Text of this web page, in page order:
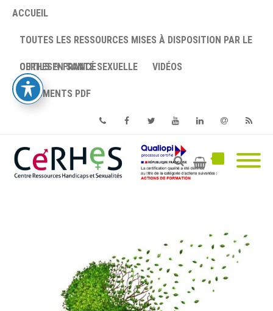
ACCUEIL
TOUTES LES RESSOURCES MISES À DISPOSITION PAR LE
CERHES® FRANCE
OUTILS EN SANTÉ SEXUELLE VIDÉOS
DOCUMENTS PDF
PhoneFacebookTwitterYoutube